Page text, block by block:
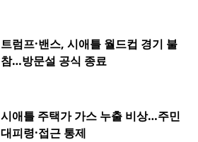
트럼프·밴스, 시애틀 월드컵 경기 불
참…방문설 공식 종료
시애틀 주택가 가스 누출 비상…주민
대피령·접근 통제